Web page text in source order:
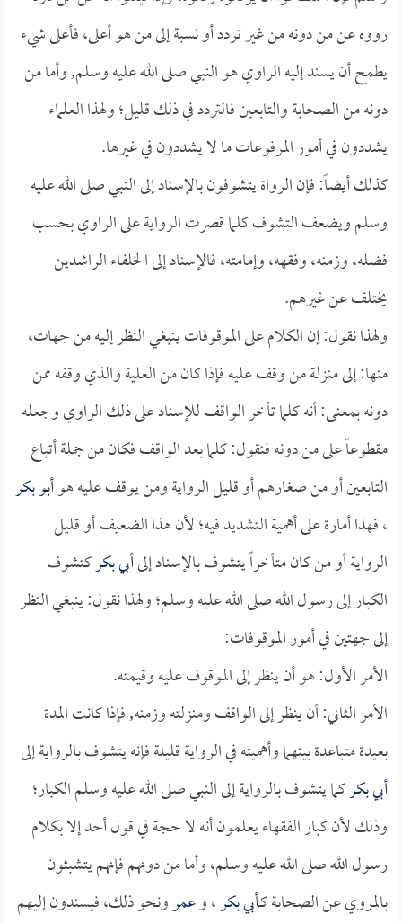
رووه عن من دونه من غير تردد أو نسبة إلى من هو أعلى، فأعلى شيء
يطمح أن يسند إليه الراوي هو النبي صلى الله عليه وسلم, وأما من
دونه من الصحابة والتابعين فالتردد في ذلك قليل؛ ولهذا العلماء
يشددون في أمور المرفوعات ما لا يشددون في غيرها.
كذلك أيضاً: فإن الرواة يتشوفون بالإسناد إلى النبي صلى الله عليه
وسلم ويضعف التشوف كلما قصرت الرواية على الراوي بحسب
فضله، وزمنه، وفقهه، وإمامته، فالإسناد إلى الخلفاء الراشدين
يختلف عن غيرهم.
ولهذا نقول: إن الكلام على الموقوفات ينبغي النظر إليه من جهات،
منها: إلى منزلة من وقف عليه فإذا كان من العلية والذي وقفه ممن
دونه بمعنى: أنه كلما تأخر الواقف للإسناد على ذلك الراوي وجعله
مقطوعاً على من دونه فنقول: كلما بعد الواقف فكان من جملة أتباع
التابعين أو من صغارهم أو قليل الرواية ومن يوقف عليه هوأبو بكر
، فهذا أمارة على أهمية التشديد فيه؛ لأن هذا الضعيف أو قليل
الرواية أو من كان متأخراً يتشوف بالإسناد إلىأبي بكركتشوف
الكبار إلى رسول الله صلى الله عليه وسلم؛ ولهذا نقول: ينبغي النظر
إلى جهتين في أمور الموقوفات:
الأمر الأول: هو أن ينظر إلى الموقوف عليه وقيمته.
الأمر الثاني: أن ينظر إلى الواقف ومنزلته وزمنه, فإذا كانت المدة
بعيدة متباعدة بينهما وأهميته في الرواية قليلة فإنه يتشوف بالرواية إلى
أبي بكركما يتشوف بالرواية إلى النبي صلى الله عليه وسلم الكبار؛
وذلك لأن كبار الفقهاء يعلمون أنه لا حجة في قول أحد إلا بكلام
رسول الله صلى الله عليه وسلم، وأما من دونهم فإنهم يتشبثون
بالمروي عن الصحابة كـأبي بكر، وعمرونحو ذلك، فيسندون إليهم